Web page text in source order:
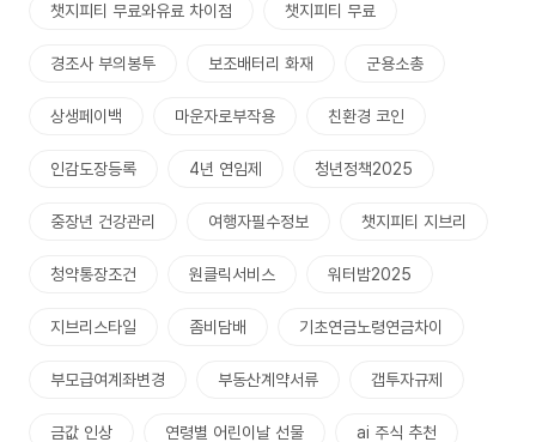
챗지피티 무료와유료 차이점 챗지피티 무료
경조사 부의봉투 보조배터리 화재 군용소총
상생페이백 마운자로부작용 친환경 코인
인감도장등록 4년 연임제 청년정책2025
중장년 건강관리 여행자필수정보 챗지피티 지브리
청약통장조건 원클릭서비스 워터밤2025
지브리스타일 좀비담배 기초연금노령연금차이
부모급여계좌변경 부동산계약서류 갭투자규제
금값 인상 연령별 어린이날 선물 ai 주식 추천